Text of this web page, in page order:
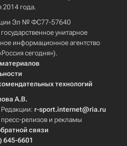
года.
Эл № ФС77-57640
унитарное
информационное агентство
сегодня»).
технологий
А.В.
r-sport.internet@ria.ru
релизов и рекламы
связи
645-6601